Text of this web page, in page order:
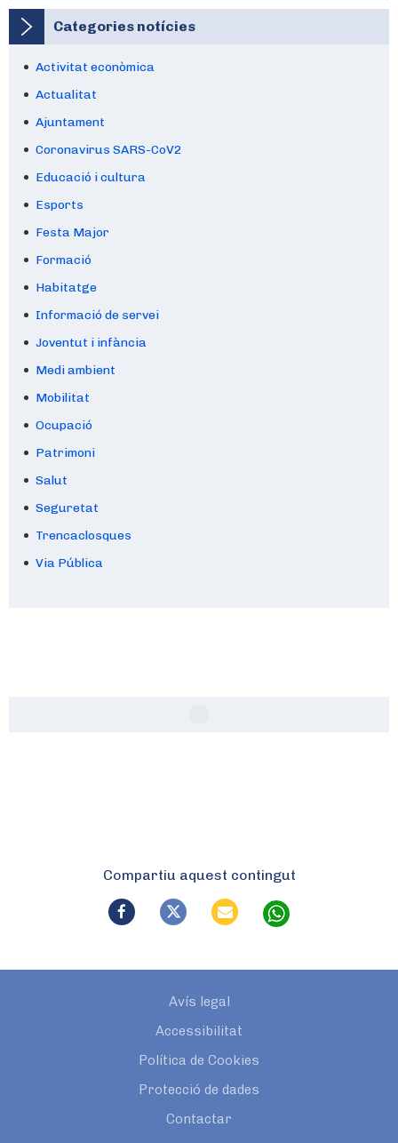
Categories notícies
Activitat econòmica
Actualitat
Ajuntament
Coronavirus SARS-CoV2
Educació i cultura
Esports
Festa Major
Formació
Habitatge
Informació de servei
Joventut i infància
Medi ambient
Mobilitat
Ocupació
Patrimoni
Salut
Seguretat
Trencaclosques
Via Pública
Compartiu aquest contingut
Avís legal
Accessibilitat
Política de Cookies
Protecció de dades
Contactar